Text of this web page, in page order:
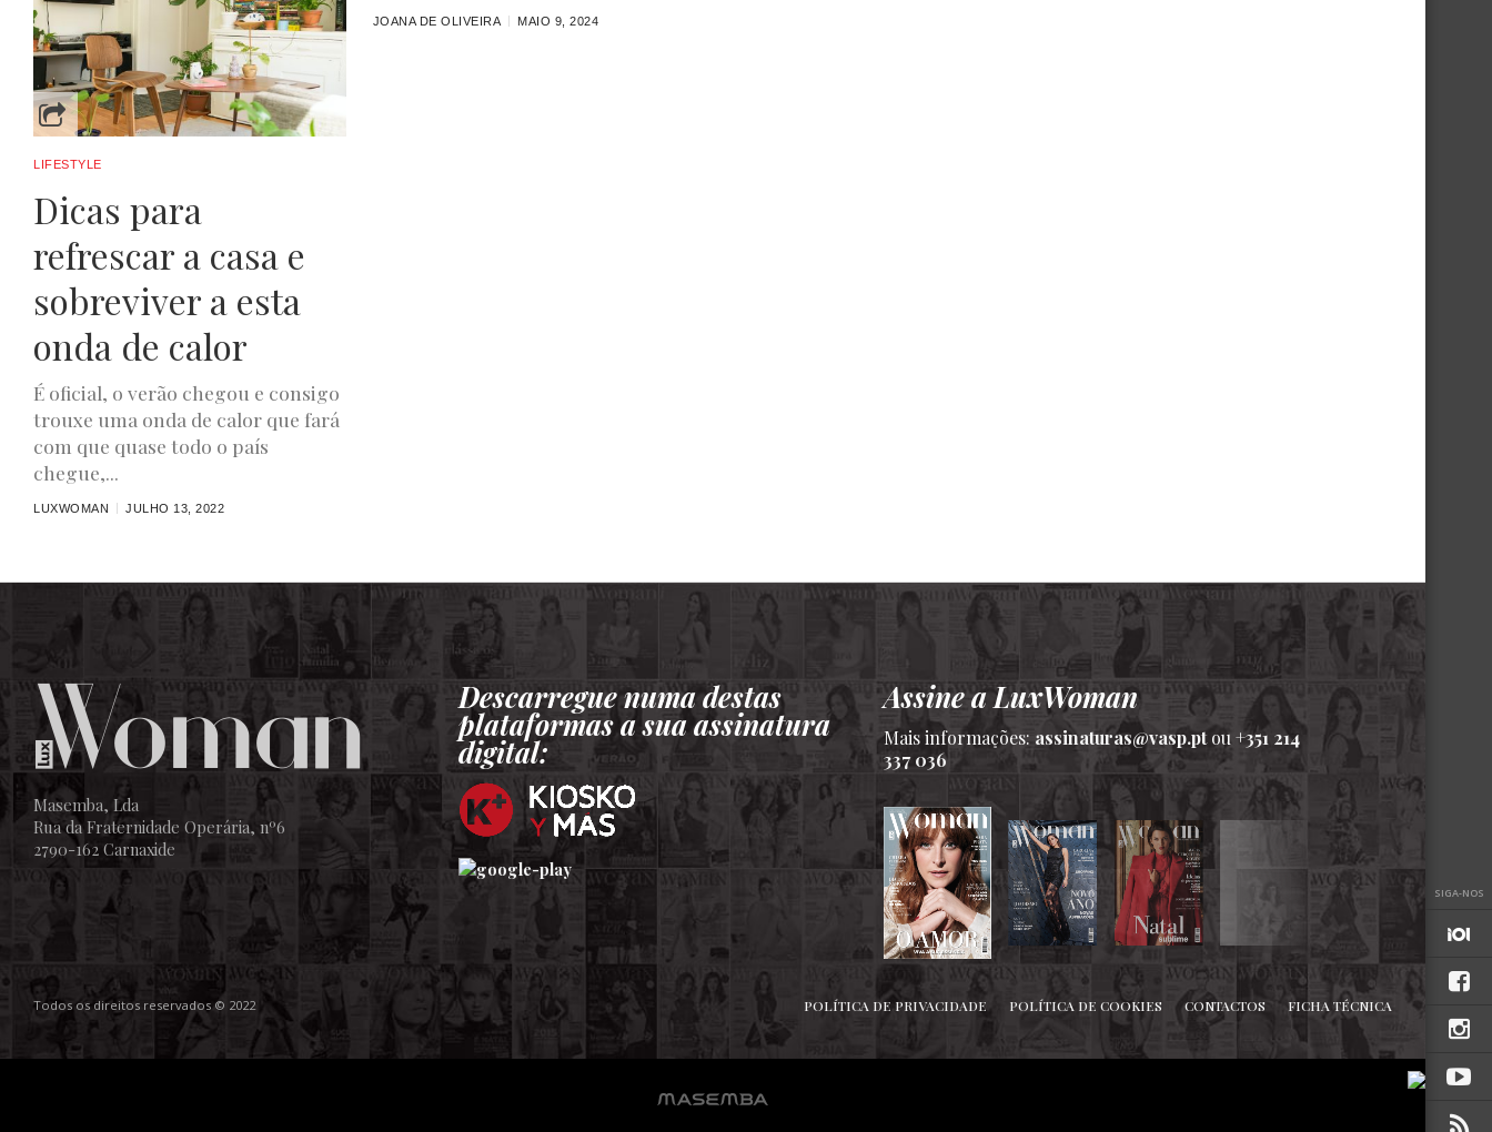
SIGA-NOS
JOANA DE OLIVEIRA MAIO 9, 2024
LIFESTYLE
Dicas para
refrescar a casa e
sobreviver a esta
onda de calor
É oficial, o verão chegou e consigo
trouxe uma onda de calor que fará
com que quase todo o país
chegue,...
LUXWOMAN JULHO 13, 2022
Masemba, Lda
Rua da Fraternidade Operária, nº6
2790-162 Carnaxide
Descarregue numa destas
plataformas a sua assinatura
digital:
Assine a LuxWoman
Mais informações: assinaturas@vasp.ptou+351 214
337 036
POLÍTICA DE PRIVACIDADE POLÍTICA DE COOKIES CONTACTOS FICHA TÉCNICA
Todos os direitos reservados © 2022